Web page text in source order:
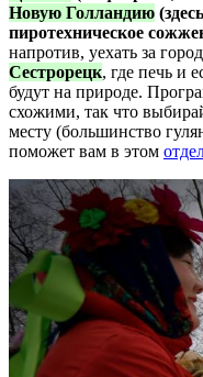
Новую Голландию
пиротехническое
напротив, уехать за
Сестрорецк, где печь и
будут на природе.
схожими, так что
месту (большинство
поможет вам в этом